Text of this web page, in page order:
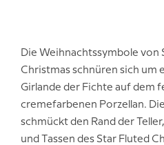
Die Weihnachtssymbole von
Christmas schnüren sich um
Girlande der Fichte auf dem
cremefarbenen Porzellan.
schmückt den Rand der
und Tassen des Star Fluted